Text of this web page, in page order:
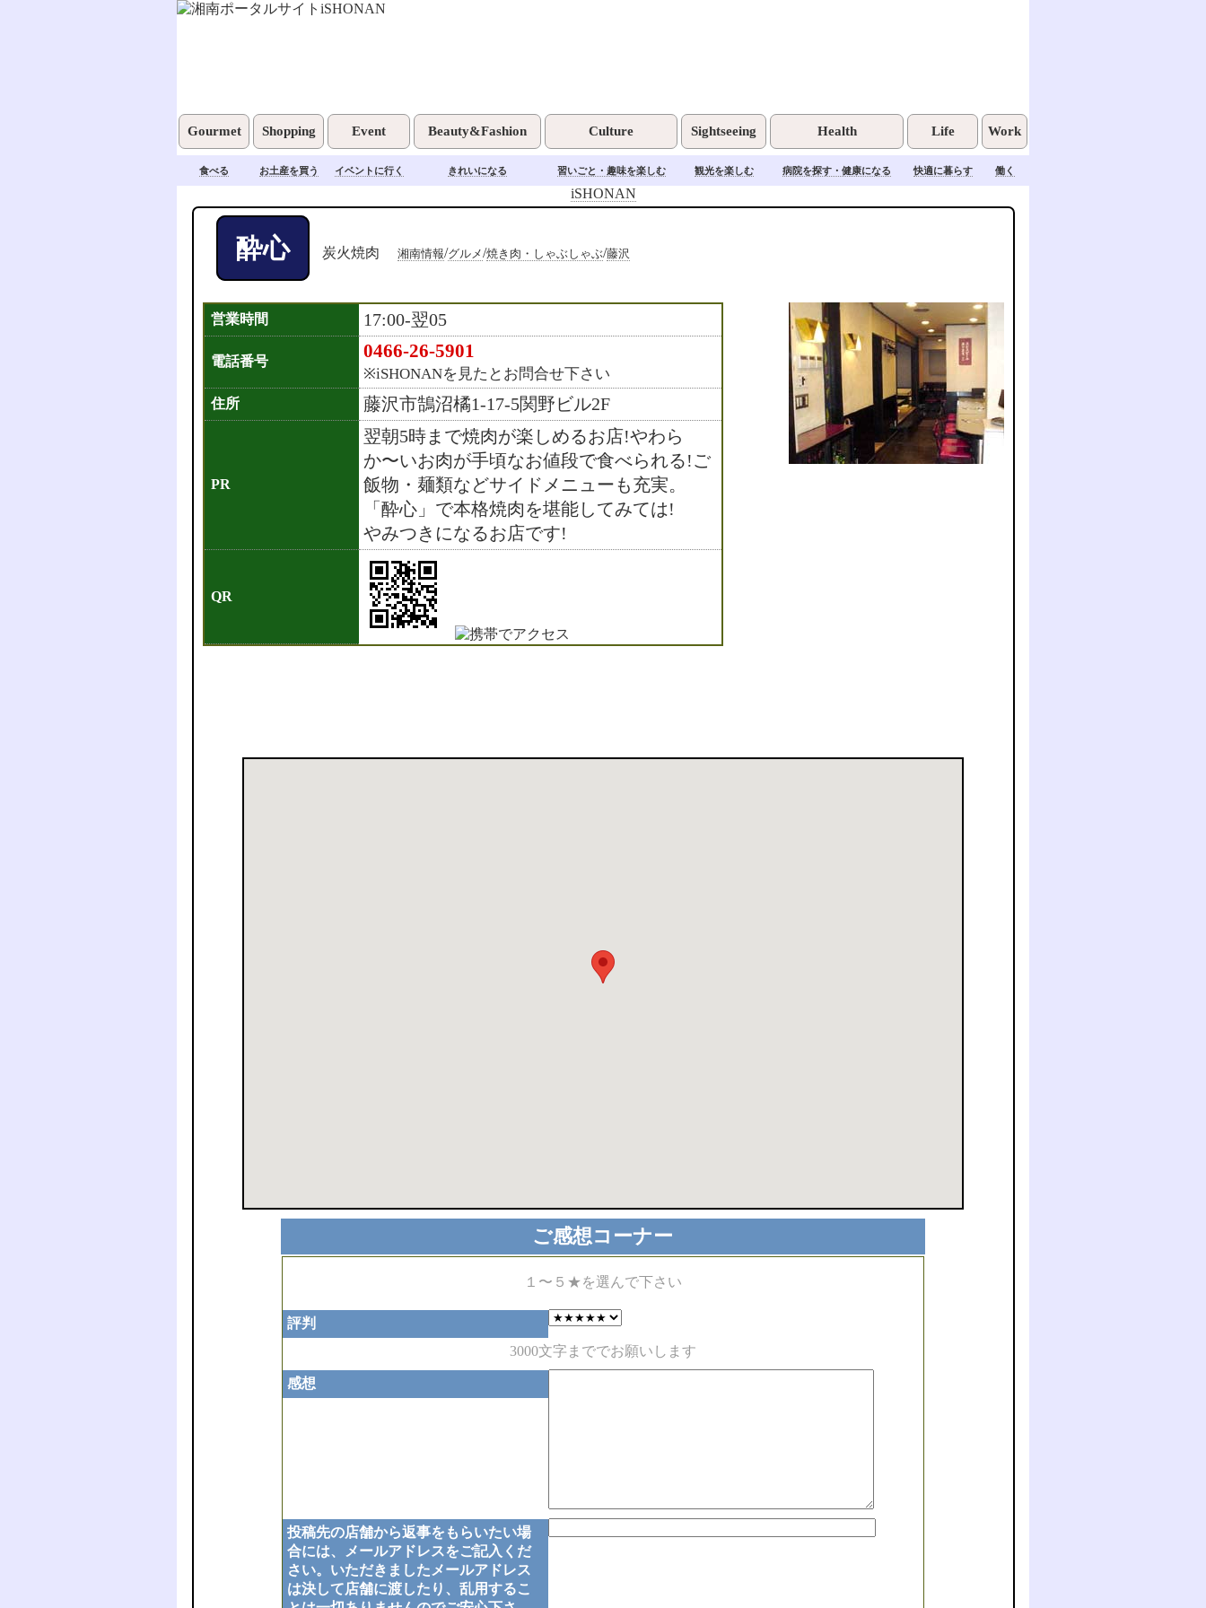
Gourmet Shopping Event Beauty&Fashion Culture Sightseeing Health Life Work
食べる お土産を買う イベントに行く きれいになる 習いごと・趣味を楽しむ 観光を楽しむ 病院を探す・健康になる 快適に暮らす 働く
iSHONAN
酔心 炭火焼肉 湘南情報/グルメ/焼き肉・しゃぶしゃぶ/藤沢
営業時間 17:00-翌05
電話番号 0466-26-5901
※iSHONANを見たとお問合せ下さい
住所 藤沢市鵠沼橘1-17-5関野ビル2F
PR
翌朝5時まで焼肉が楽しめるお店!やわら
か〜いお肉が手頃なお値段で食べられる!ご
飯物・麺類などサイドメニューも充実。
「酔心」で本格焼肉を堪能してみては!
やみつきになるお店です!
QR
ご感想コーナー
１〜５★を選んで下さい
評判
3000文字まででお願いします
感想
投稿先の店舗から返事をもらいたい場
合には、メールアドレスをご記入くだ
さい。いただきましたメールアドレス
は決して店舗に渡したり、乱用するこ